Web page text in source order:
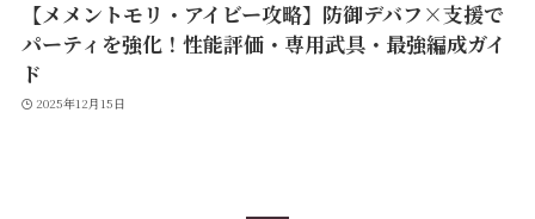
【メメントモリ・アイビー攻略】防御デバフ×支援で
パーティを強化！性能評価・専用武具・最強編成ガイ
ド
2025年12月15日